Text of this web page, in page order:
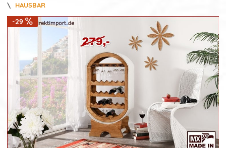
\ HAUSBAR
-29